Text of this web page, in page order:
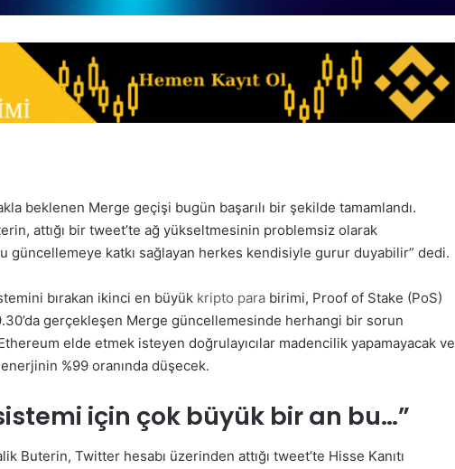
beklenen Merge geçişi bugün başarılı bir şekilde tamamlandı.
attığı bir tweet’te ağ yükseltmesinin problemsiz olarak
güncellemeye katkı sağlayan herkes kendisiyle gurur duyabilir” dedi.
bırakan ikinci en büyük kripto para birimi, Proof of Stake (PoS)
gerçekleşen Merge güncellemesinde herhangi bir sorun
elde etmek isteyen doğrulayıcılar madencilik yapamayacak ve
%99 oranında düşecek.
için çok büyük bir an bu…”
Buterin, Twitter hesabı üzerinden attığı tweet’te Hisse Kanıtı